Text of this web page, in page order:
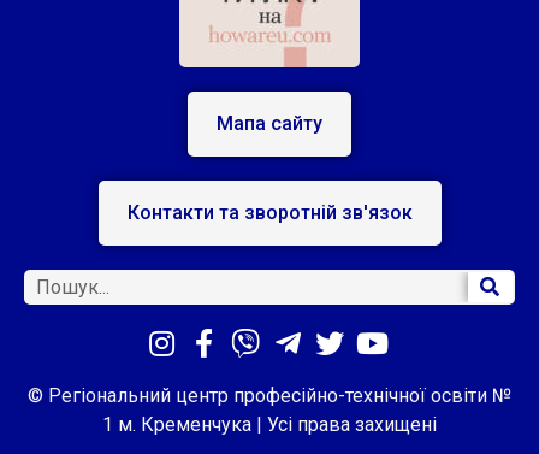
Мапа сайту
Контакти та зворотній зв'язок
© Регіональний центр професійно-технічної освіти №
1 м. Кременчука | Усі права захищені